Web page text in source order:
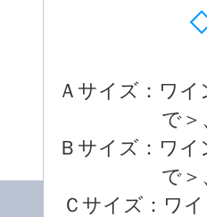
Ａサイズ：ワ
で
Ｂサイズ：ワ
で
Ｃサイズ：ワ